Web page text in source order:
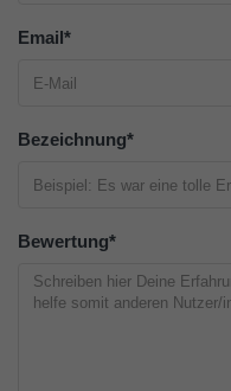
Email*
Bezeichnung*
Bewertung*